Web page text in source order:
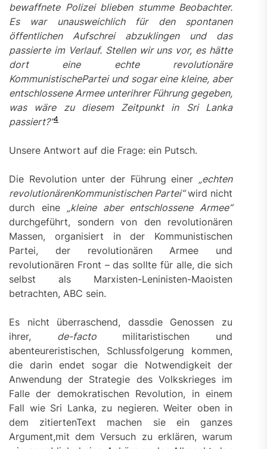
bewaffnete Polizei blieben stumme Beobachter.
Es war unausweichlich für den spontanen
öffentlichen Aufschrei abzuklingen
und das
passierte im Verlauf. Stellen wir uns vor, es hätte
dort eine echte revolutionäre
KommunistischePartei und sogar eine kleine, aber
entschlossene Armee unterihrer Führung gegeben,
was wäre zu diesem Zeitpunkt in Sri
Lanka
passiert?“4
Unsere Antwort auf die Frage: ein Putsch.
Die Revolution unter der Führung einer „echten
revolutionärenKommunistischen Partei“wird nicht
durch eine „kleine aber entschlossene Armee“
durchgeführt, sondern von den revolutionären
Massen, organisiert in der Kommunistischen
Partei, der revolutionären Armee und
revolutionären Front – das sollte für alle, die sich
selbst als Marxisten-Leninisten-Maoisten
betrachten, ABC sein.
Es nicht überraschend, dassdie Genossen zu
ihrer, de-factomilitaristischen und
abenteureristischen, Schlussfolgerung kommen,
die darin endet sogar die Notwendigkeit der
Anwendung der Strategie des Volkskrieges im
Falle der demokratischen Revolution, in einem
Fall wie Sri Lanka, zu negieren. Weiter oben in
dem zitiertenText machen sie ein ganzes
Argument,mit dem Versuch zu erklären, warum